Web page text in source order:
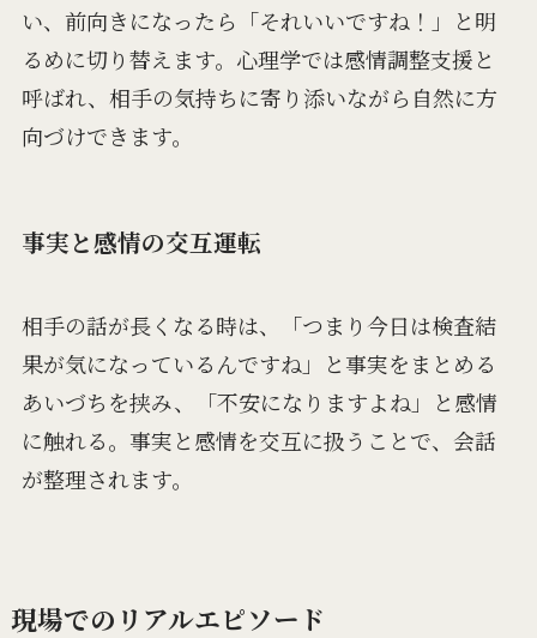
い、前向きになったら「それいいですね！」と明
るめに切り替えます。心理学では感情調整支援と
呼ばれ、相手の気持ちに寄り添いながら自然に方
向づけできます。
事実と感情の交互運転
相手の話が長くなる時は、「つまり今日は検査結
果が気になっているんですね」と事実をまとめる
あいづちを挟み、「不安になりますよね」と感情
に触れる。事実と感情を交互に扱うことで、会話
が整理されます。
現場でのリアルエピソード